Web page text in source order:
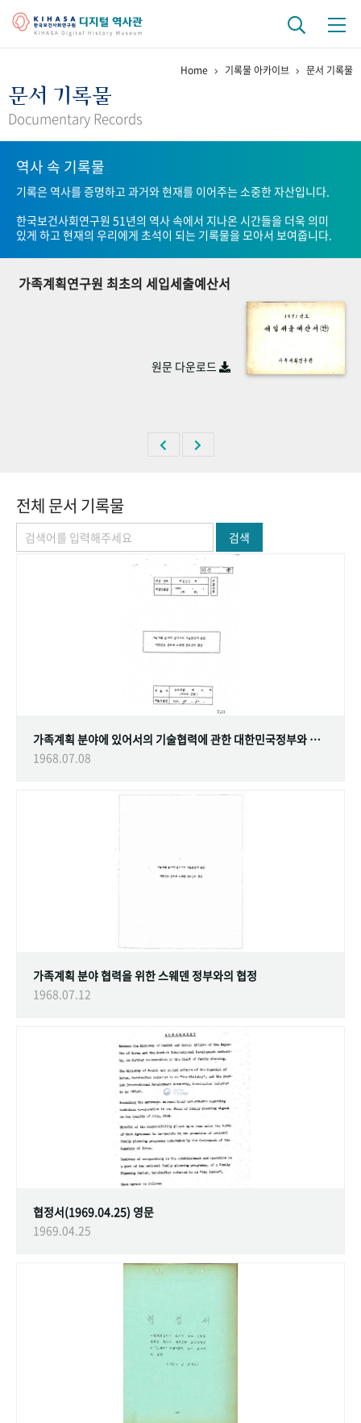
걸어온 길 기관 변천사
연구 역사
정책과 연구 키워드로 보는 연구 역사
연구자들
기록물 아카이브
사진 아카이브 문서 기록물 행정박물
숫자로 보는 50년 50+1주년 광장
Home 기록물 아카이브 문서 기록물
문서 기록물
Documentary Records
역사 속 기록물
기록은 역사를 증명하고 과거와 현재를 이어주는 소중한 자산입니다.
한국보건사회연구원 51년의 역사 속에서 지나온 시간들을 더욱 의미
있게 하고 현재의 우리에게 초석이 되는 기록물을 모아서 보여줍니다.
가족계획연구원 최초의 세입세출예산서
원문 다운로드
전체 문서 기록물
검색
가족계획 분야에 있어서의 기술협력에 관한 대한민국정부와 스웨덴 정부간의 협정
1968.07.08
가족계획 분야 협력을 위한 스웨덴 정부와의 협정
1968.07.12
협정서(1969.04.25) 영문
1969.04.25